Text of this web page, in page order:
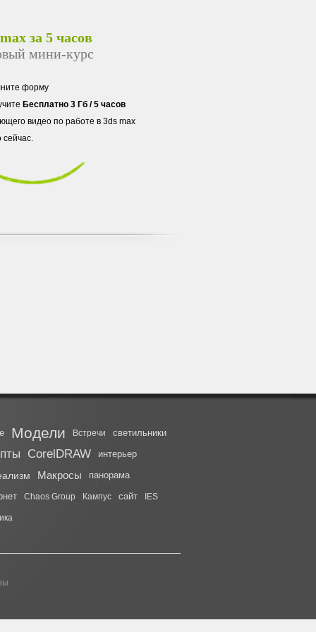
за 5 часов
мини-курс
форму
Бесплатно 3 Гб / 5 часов
видео по работе в 3ds max
сейчас.
Модели Встречи светильники
CorelDRAW интерьер
Макросы панорама
Chaos Group Кампус сайт IES